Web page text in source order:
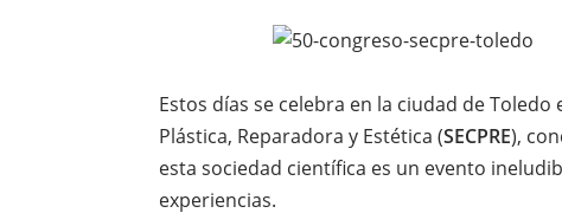
Estos días se celebra en la ciudad de
Plástica, Reparadora y Estética (SECPRE),
esta sociedad científica es un evento
experiencias.